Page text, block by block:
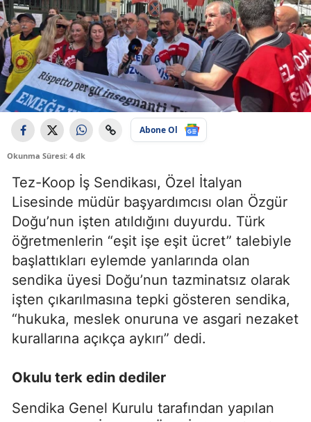
Abone Ol
Okunma Süresi: 4 dk
Tez-Koop İş Sendikası, Özel İtalyan
Lisesinde müdür başyardımcısı olan Özgür
Doğu’nun işten atıldığını duyurdu. Türk
öğretmenlerin “eşit işe eşit ücret” talebiyle
başlattıkları eylemde yanlarında olan
sendika üyesi Doğu’nun tazminatsız olarak
işten çıkarılmasına tepki gösteren sendika,
“hukuka, meslek onuruna ve asgari nezaket
kurallarına açıkça aykırı” dedi.
Okulu terk edin dediler
Sendika Genel Kurulu tarafından yapılan